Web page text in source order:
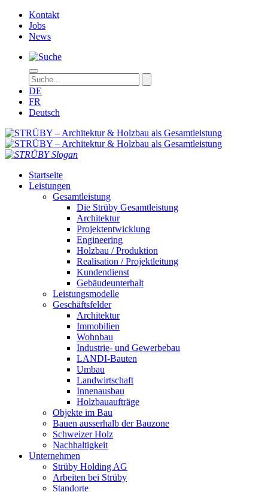
Kontakt
Jobs
News
DE
FR
Deutsch
STRÜBY –
Startseite
Leistungen
Gesamtleistung
Die Strüby Gesamtleistung
Architektur
Projektentwicklung
Engineering
Holzbau / Produktion
Realisation / Projektleitung
Kundendienst
Gebäudeunterhalt
Leistungsmodelle
Geschäftsfelder
Architektur
Immobilien
Wohnbau
Industrie- und Gewerbebau
LANDI-Bauten
Umbau
Landwirtschaft
Innenausbau
Holzbauaufträge
Objekte im Bau
Bauen ausserhalb der Bauzone
Schweizer Holz
Nachhaltigkeit
Unternehmen
Strüby Holding AG
Arbeiten bei Strüby
Standorte